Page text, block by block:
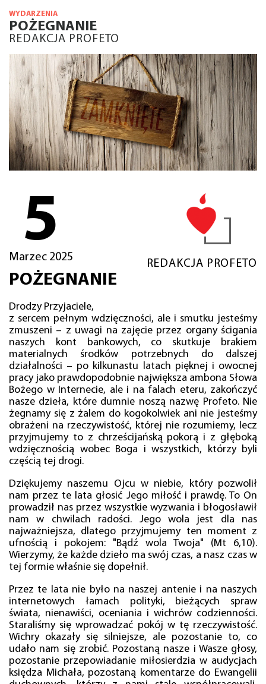
WYDARZENIA
POŻEGNANIE
REDAKCJA PROFETO
5
Marzec 2025
REDAKCJA PROFETO
POŻEGNANIE
Drodzy Przyjaciele,
z sercem pełnym wdzięczności, ale i smutku jesteśmy
zmuszeni – z uwagi na zajęcie przez organy ścigania
naszych kont bankowych, co skutkuje brakiem
materialnych środków potrzebnych do dalszej
działalności – po kilkunastu latach pięknej i owocnej
pracy jako prawdopodobnie największa ambona Słowa
Bożego w Internecie, ale i na falach eteru, zakończyć
nasze dzieła, które dumnie noszą nazwę Profeto. Nie
żegnamy się z żalem do kogokolwiek ani nie jesteśmy
obrażeni na rzeczywistość, której nie rozumiemy, lecz
przyjmujemy to z chrześcijańską pokorą i z głęboką
wdzięcznością wobec Boga i wszystkich, którzy byli
częścią tej drogi.
Dziękujemy naszemu Ojcu w niebie, który pozwolił
nam przez te lata głosić Jego miłość i prawdę. To On
prowadził nas przez wszystkie wyzwania i błogosławił
nam w chwilach radości. Jego wola jest dla nas
najważniejsza, dlatego przyjmujemy ten moment z
ufnością i pokojem: "Bądź wola Twoja" (Mt 6,10).
Wierzymy, że każde dzieło ma swój czas, a nasz czas w
tej formie właśnie się dopełnił.
Przez te lata nie było na naszej antenie i na naszych
internetowych łamach polityki, bieżących spraw
świata, nienawiści, oceniania i wichrów codzienności.
Staraliśmy się wprowadzać pokój w tę rzeczywistość.
Wichry okazały się silniejsze, ale pozostanie to, co
udało nam się zrobić. Pozostaną nasze i Wasze głosy,
pozostanie przepowiadanie miłosierdzia w audycjach
księdza Michała, pozostaną komentarze do Ewangelii